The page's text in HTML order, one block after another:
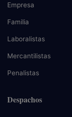
Empresa
Familia
Laboralistas
Mercantilistas
Penalistas
Despachos